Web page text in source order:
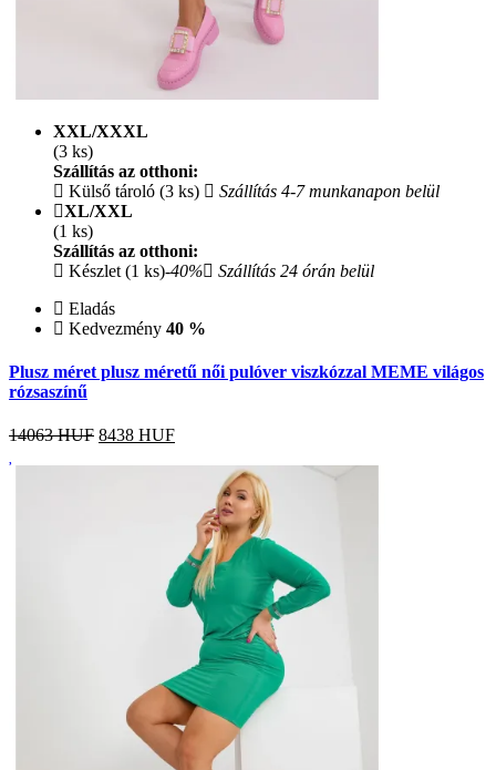
XXL/XXXL
(3 ks)
Szállítás az otthoni:
Külső tároló (3 ks)
Szállítás 4-7 munkanapon belül
XL/XXL
(1 ks)
Szállítás az otthoni:
Készlet (1 ks)-40%
Szállítás 24 órán belül
Eladás
Kedvezmény 40 %
Plusz méret plusz méretű női pulóver viszkózzal MEME világos
rózsaszínű
14063 HUF 8438 HUF